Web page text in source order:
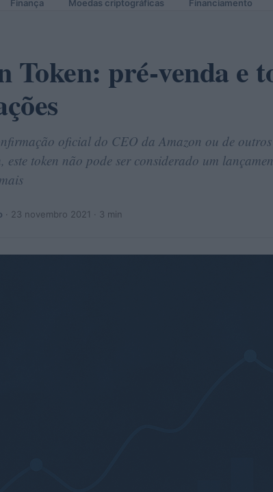
Finança Moedas criptográficas Financiamento
Token: pré-venda e
oficial do CEO da Amazon ou de
este token não pode ser considerado um
· 23 novembro 2021 · 3 min